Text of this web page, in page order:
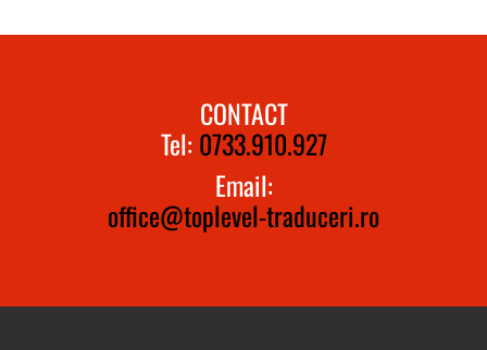
CONTACT
Tel: 0733.910.927
Email:
office@toplevel-traduceri.ro